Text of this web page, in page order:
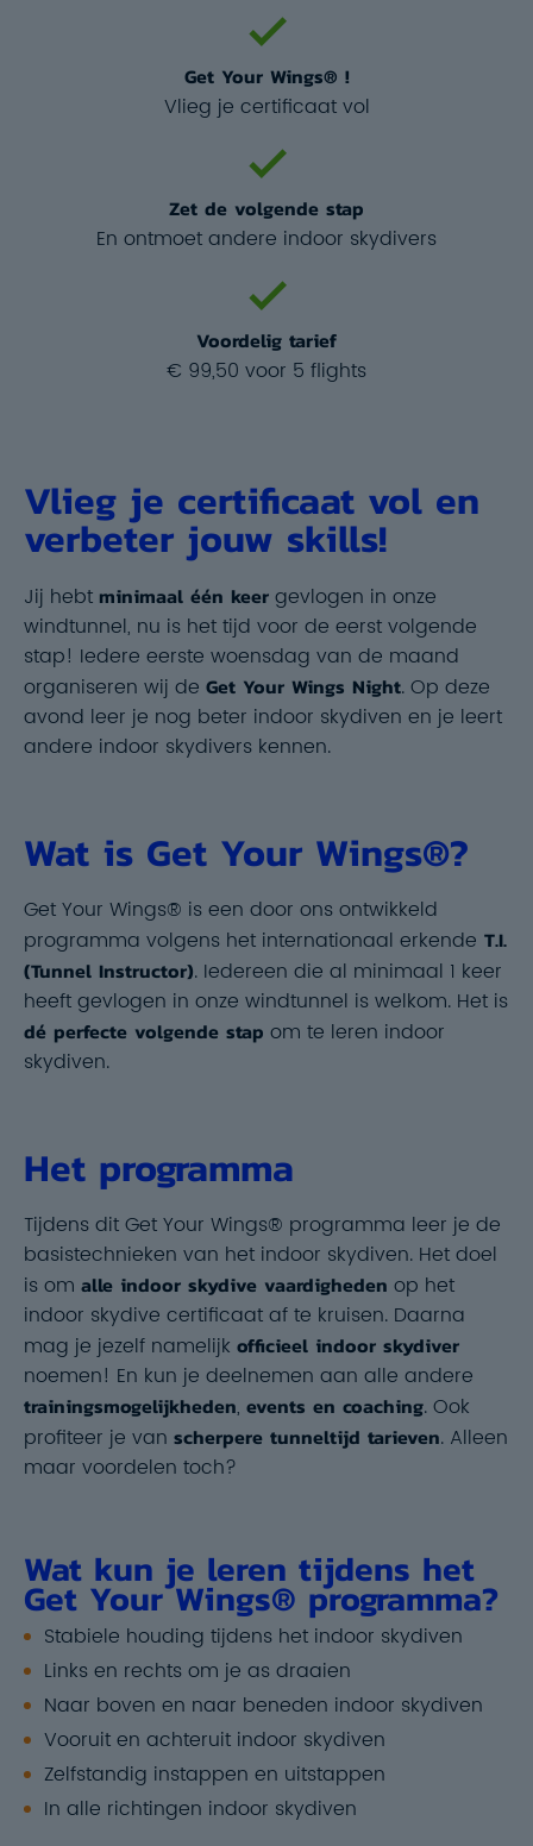
Get Your Wings® !
Vlieg je certificaat vol
Zet de volgende stap
En ontmoet andere indoor skydivers
Voordelig tarief
€ 99,50 voor 5 flights
Vlieg je certificaat vol en
verbeter jouw skills!
Jij hebt minimaal één keer gevlogen in onze
windtunnel, nu is het tijd voor de eerst volgende
stap! Iedere eerste woensdag van de maand
organiseren wij de Get Your Wings Night. Op deze
avond leer je nog beter indoor skydiven en je leert
andere indoor skydivers kennen.
Wat is Get Your Wings®?
Get Your Wings® is een door ons ontwikkeld
programma volgens het internationaal erkende T.I.
(Tunnel Instructor). Iedereen die al minimaal 1 keer
heeft gevlogen in onze windtunnel is welkom. Het is
dé perfecte volgende stap om te leren indoor
skydiven.
Het programma
Tijdens dit Get Your Wings® programma leer je de
basistechnieken van het indoor skydiven. Het doel
is om alle indoor skydive vaardigheden op het
indoor skydive certificaat af te kruisen. Daarna
mag je jezelf namelijk officieel indoor skydiver
noemen! En kun je deelnemen aan alle andere
trainingsmogelijkheden, events en coaching. Ook
profiteer je van scherpere tunneltijd tarieven. Alleen
maar voordelen toch?
Wat kun je leren tijdens het
Get Your Wings® programma?
Stabiele houding tijdens het indoor skydiven
Links en rechts om je as draaien
Naar boven en naar beneden indoor skydiven
Vooruit en achteruit indoor skydiven
Zelfstandig instappen en uitstappen
In alle richtingen indoor skydiven